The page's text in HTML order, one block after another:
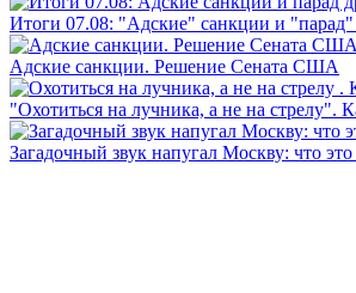
Итоги 07.08: "Адские" санкции и "парад"
Адские санкции. Решение Сената США
"Охотиться на лучника, а не на стрелу".
Загадочный звук напугал Москву: что